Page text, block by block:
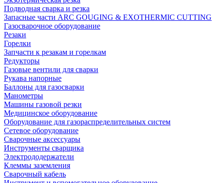
Подводная сварка и резка
Запасные части ARC GOUGING & EXOTHERMIC CUTTING
Газосварочное оборудование
Резаки
Горелки
Запчасти к резакам и горелкам
Редукторы
Газовые вентили для сварки
Рукава напорные
Баллоны для газосварки
Манометры
Машины газовой резки
Медицинское оборудование
Оборудование для газораспределительных систем
Сетевое оборудование
Сварочные аксессуары
Инструменты сварщика
Электрододержатели
Клеммы заземления
Сварочный кабель